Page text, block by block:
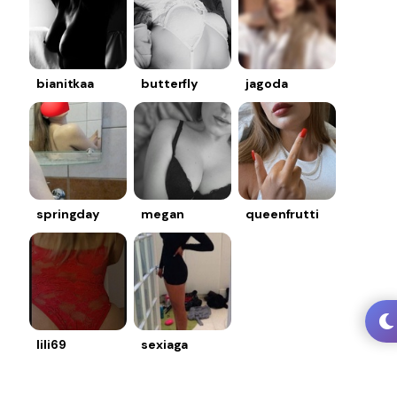
bianitkaa butterfly jagoda
springday megan queenfrutti
lili69 sexiaga